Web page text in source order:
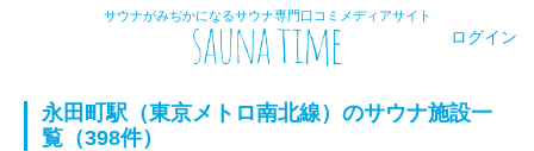
サウナがみぢかになるサウナ専門口コミメディアサイト
ログイン
永田町駅（東京メトロ南北線）のサウナ施設一
覧（398件）